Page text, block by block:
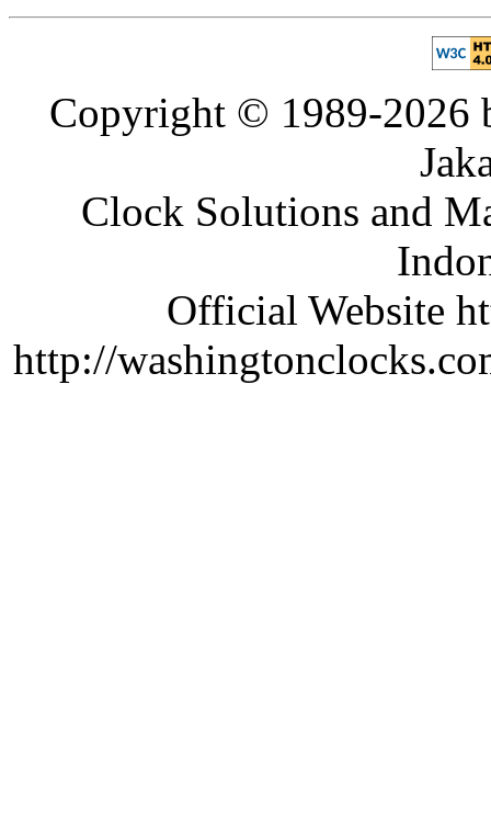
Copyright © 1989-2026
Clock Solutions and
Official Website
http://